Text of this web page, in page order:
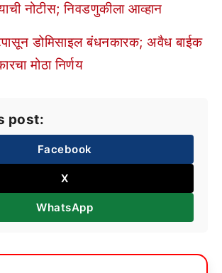
नोटीस; निवडणुकीला आव्हान
डोमिसाइल बंधनकारक; अवैध बाईक
मोठा निर्णय
post:
Facebook
X
WhatsApp